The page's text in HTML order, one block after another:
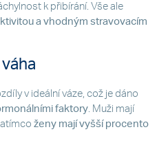
k přibírání. Vše ale
a vhodným stravovacím
v ideální váze, což je dáno
faktory . Muži mají
ženy mají vyšší procento